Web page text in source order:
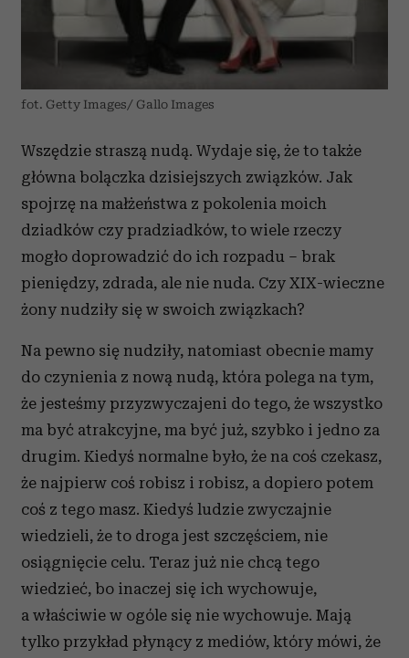
fot. Getty Images/ Gallo Images
Wszędzie straszą nudą. Wydaje się, że to także
główna bolączka dzisiejszych związków. Jak
spojrzę na małżeństwa z pokolenia moich
dziadków czy pradziadków, to wiele rzeczy
mogło doprowadzić do ich rozpadu – brak
pieniędzy, zdrada, ale nie nuda. Czy XIX-wieczne
żony nudziły się w swoich związkach?
Na pewno się nudziły, natomiast obecnie mamy
do czynienia z nową nudą, która polega na tym,
że jesteśmy przyzwyczajeni do tego, że wszystko
ma być atrakcyjne, ma być już, szybko i jedno za
drugim. Kiedyś normalne było, że na coś czekasz,
że najpierw coś robisz i robisz, a dopiero potem
coś z tego masz. Kiedyś ludzie zwyczajnie
wiedzieli, że to droga jest szczęściem, nie
osiągnięcie celu. Teraz już nie chcą tego
wiedzieć, bo inaczej się ich wychowuje,
a właściwie w ogóle się nie wychowuje. Mają
tylko przykład płynący z mediów, który mówi, że